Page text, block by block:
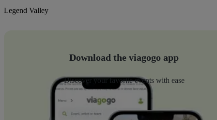
Legend Valley
Download the viagogo app
Discover your favorite events with ease